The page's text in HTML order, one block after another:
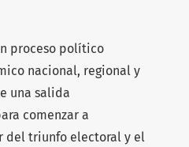
proceso político
nacional, regional y
una salida
comenzar a
del triunfo electoral y el